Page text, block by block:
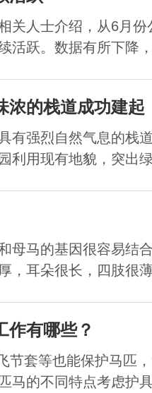
关人士介绍，从6月
活跃。数据有所下降
浓的栈道成功建起
有强烈自然气息的栈
利用现有地貌，突出
母马的基因很容易结
，耳朵很长，四肢很
作有哪些？
节套等也能保护马匹
马的不同特点考虑护